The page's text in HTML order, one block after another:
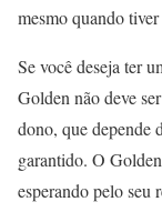
mesmo quando
Se você deseja ter
Golden não deve
dono, que depende
garantido. O
esperando pelo seu